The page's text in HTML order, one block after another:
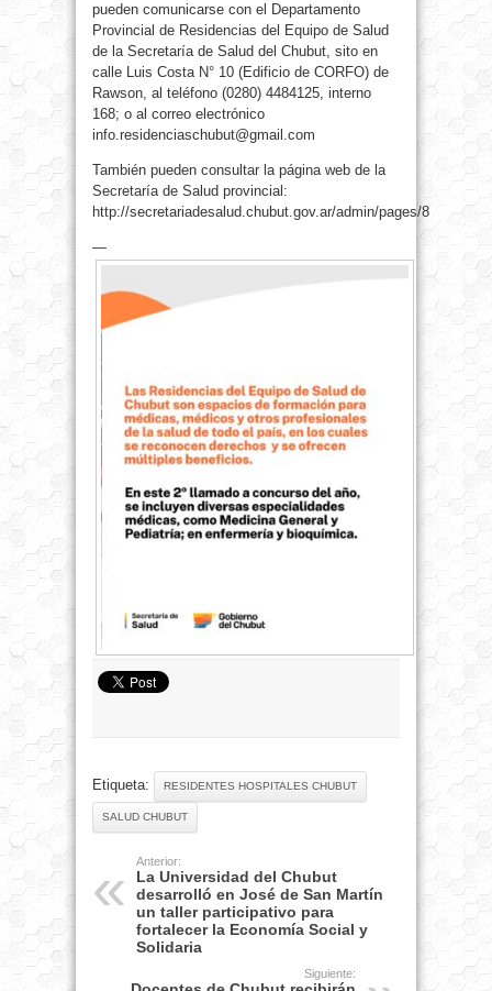
pueden comunicarse con el Departamento
Provincial de Residencias del Equipo de Salud
de la Secretaría de Salud del Chubut, sito en
calle Luis Costa N° 10 (Edificio de CORFO) de
Rawson, al teléfono (0280) 4484125, interno
168; o al correo electrónico
info.residenciaschubut@gmail.com
También pueden consultar la página web de la
Secretaría de Salud provincial:
http://secretariadesalud.chubut.gov.ar/admin/pages/8
—
Etiqueta: RESIDENTES HOSPITALES CHUBUT
SALUD CHUBUT
Anterior:
La Universidad del Chubut
desarrolló en José de San Martín
un taller participativo para
fortalecer la Economía Social y
Solidaria
Siguiente: